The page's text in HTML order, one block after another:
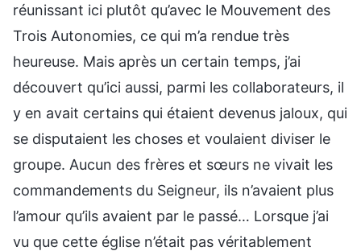
réunissant ici plutôt qu’avec le Mouvement des
Trois Autonomies, ce qui m’a rendue très
heureuse. Mais après un certain temps, j’ai
découvert qu’ici aussi, parmi les collaborateurs, il
y en avait certains qui étaient devenus jaloux, qui
se disputaient les choses et voulaient diviser le
groupe. Aucun des frères et sœurs ne vivait les
commandements du Seigneur, ils n’avaient plus
l’amour qu’ils avaient par le passé… Lorsque j’ai
vu que cette église n’était pas véritablement